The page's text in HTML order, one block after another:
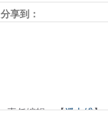
分享到：
责任编辑：【潘力维】